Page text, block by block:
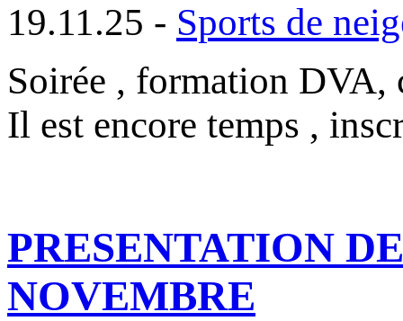
19.11.25 - Sports de
Soirée , formation DVA,
Il est encore temps ,
PRESENTATION
NOVEMBRE